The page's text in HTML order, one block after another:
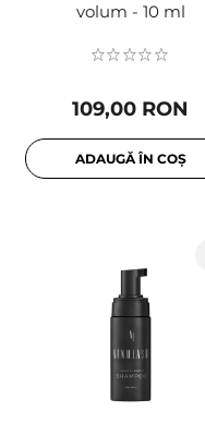
volum - 10 ml
109,00 RON
ADAUGĂ ÎN COȘ